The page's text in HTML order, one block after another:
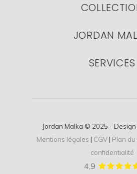
JORDAN
SERVICES
Jordan Malka © 2025 - Design
Mentions légales | CGV| Plan du
confidentialité
4,9